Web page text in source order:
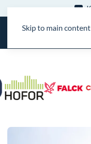
Skip to main content